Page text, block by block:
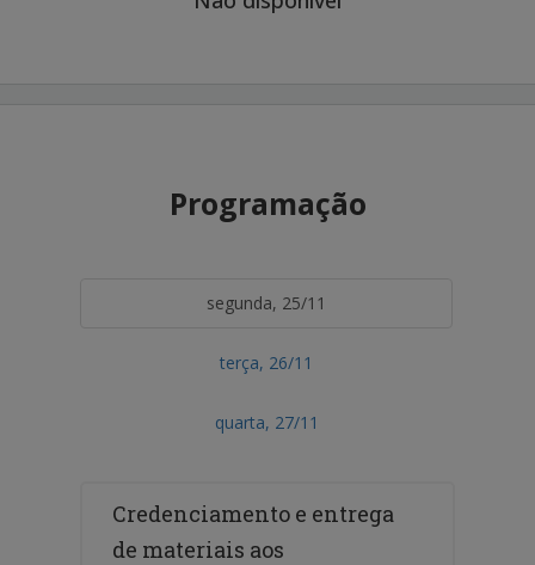
online observando-se os prazos
Secretaria Geral da Faculdade Evolução e
e outra será o comprovante de pagamento.
A inscrição é pessoal e intransferível, não
Credenciamento
Programação
segunda, 25/11
terça, 26/11
quarta, 27/11
Credenciamento e entrega
de materiais aos